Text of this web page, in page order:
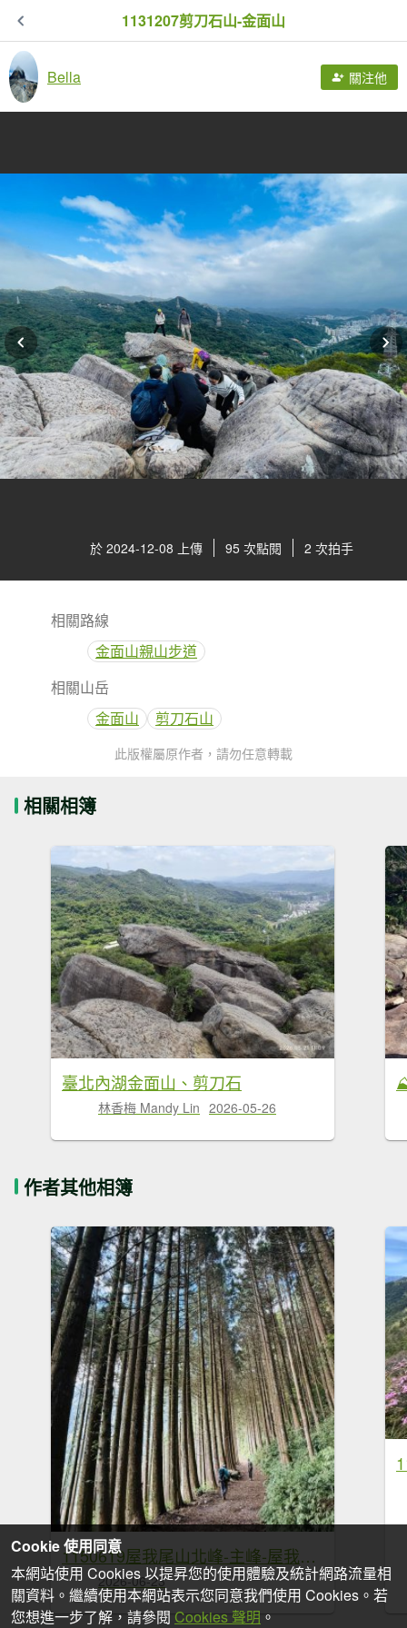
1131207剪刀石山-金面山
Bella 關注他
於 2024-12-08 上傳 95 次點閱 2 次拍手
相關路線
金面山親山步道
相關山岳
金面山
剪刀石山
此版權屬原作者，請勿任意轉載
相關相簿
臺北內湖金面山、剪刀石
林香梅 Mandy Lin 2026-05-26
作者其他相簿
1150619屋我尾山北峰-主峰-屋我尾林道O繞
2026-06-23
Cookie 使用同意
本網站使用 Cookies 以提昇您的使用體驗及統計網路流量相
關資料。繼續使用本網站表示您同意我們使用 Cookies。若
您想進一步了解，請參閱 Cookies 聲明 。